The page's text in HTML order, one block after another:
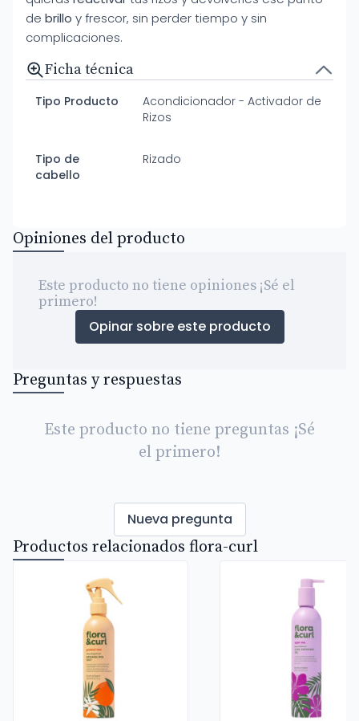
de brillo y frescor, sin perder tiempo y sin
complicaciones.
Ficha técnica
Tipo Producto
Acondicionador - Activador de
Rizos
Tipo de
cabello
Rizado
Opiniones del producto
Este producto no tiene opiniones ¡Sé el
primero!
Opinar sobre este producto
Preguntas y respuestas
Este producto no tiene preguntas ¡Sé
el primero!
Nueva pregunta
Productos relacionados flora-curl